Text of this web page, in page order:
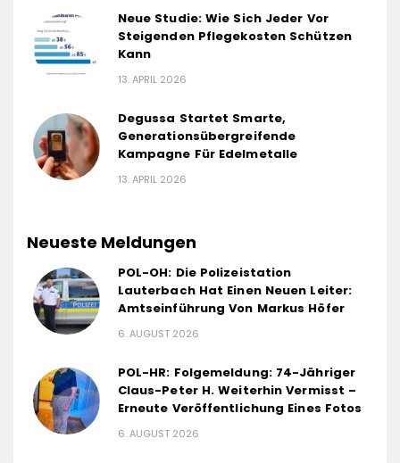
Neue Studie: Wie Sich Jeder Vor
Steigenden Pflegekosten Schützen
Kann
13. APRIL 2026
Degussa Startet Smarte,
Generationsübergreifende
Kampagne Für Edelmetalle
13. APRIL 2026
Neueste Meldungen
POL-OH: Die Polizeistation
Lauterbach Hat Einen Neuen Leiter:
Amtseinführung Von Markus Höfer
6. AUGUST 2026
POL-HR: Folgemeldung: 74-Jähriger
Claus-Peter H. Weiterhin Vermisst –
Erneute Veröffentlichung Eines Fotos
6. AUGUST 2026